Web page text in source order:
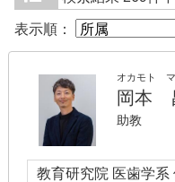
表示順：
オカモト
岡本
助教
教育研究院 医歯学系